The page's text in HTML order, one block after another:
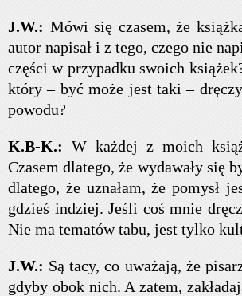
J.W.: Mówi się czasem, że
autor napisał i z tego, czego nie
części w przypadku swoich
który – być może jest taki –
powodu?
K.B-K.: W każdej z moich
Czasem dlatego, że wydawały się
dlatego, że uznałam, że pomysł
gdzieś indziej. Jeśli coś mnie
Nie ma tematów tabu, jest tylko
J.W.: Są tacy, co uważają, że
gdyby obok nich. A zatem,